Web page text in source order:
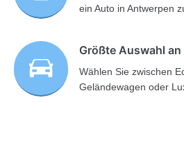
ein Auto in Antwerpen
Größte Auswahl
Wählen Sie zwischen
Geländewagen oder